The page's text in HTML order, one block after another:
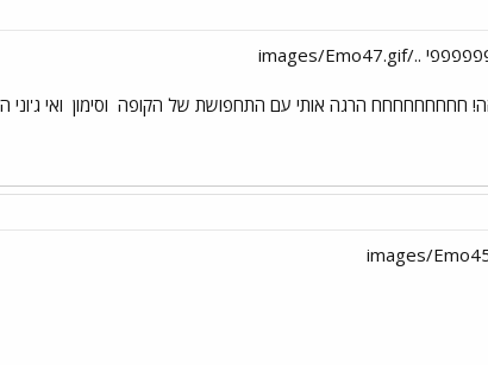
חחחחחחחחח הרגה אותי עם התחפושת של הקופה וסימון ואי